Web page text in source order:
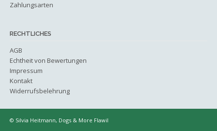
Zahlungsarten
RECHTLICHES
AGB
Echtheit von Bewertungen
Impressum
Kontakt
Widerrufsbelehrung
© Silvia Heitmann, Dogs & More Flawil